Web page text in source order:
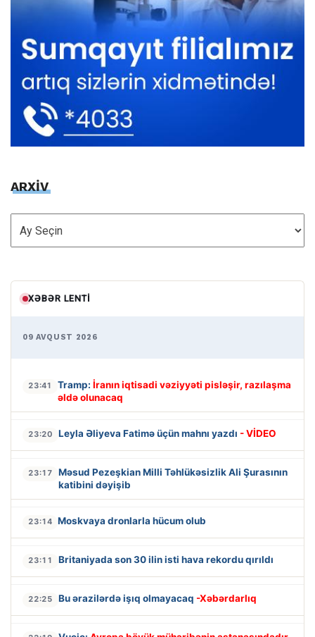
ARXİV
ARXİV
XƏBƏR LENTI
09 AVQUST 2026
23:41 Tramp: İranın iqtisadi vəziyyəti pisləşir, razılaşma
əldə olunacaq
23:20 Leyla Əliyeva Fatimə üçün mahnı yazdı - VİDEO
23:17
Məsud Pezeşkian Milli Təhlükəsizlik Ali Şurasının
katibini dəyişib
23:14 Moskvaya dronlarla hücum olub
23:11 Britaniyada son 30 ilin isti hava rekordu qırıldı
22:25 Bu ərazilərdə işıq olmayacaq -Xəbərdarlıq